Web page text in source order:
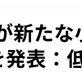
Amazon Nova
新たな
表：